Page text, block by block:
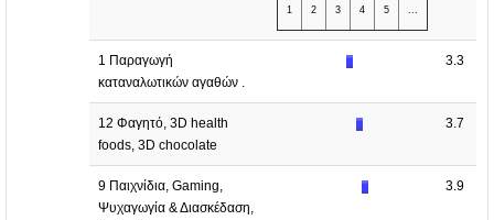
1 2 3 4 5
1 Παραγωγή
καταναλωτικών αγαθών .
3.3
12 Φαγητό, 3D health
foods, 3D chocolate
3.7
9 Παιχνίδια, Gaming,
Ψυχαγωγία & Διασκέδαση,
3.9